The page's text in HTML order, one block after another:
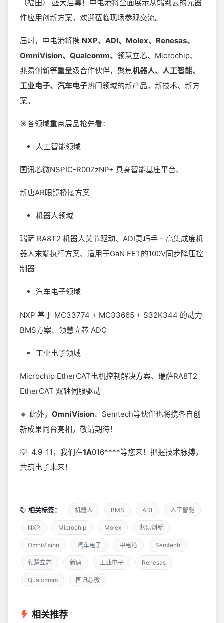
（福田） 盛大启幕！中电港将全面展示从端到云的元器
件应用创新方案，欢迎莅临现场参观交流。
届时，中电港将携 NXP、ADI、Molex、Renesas、
OmniVision、Qualcomm、 领慧立芯、Microchip、
兆易创新等重量级合作伙伴，聚焦机器人、人工智能、
工业电子、汽车电子热门领域的新产品，新技术、新方
案。
🎯各领域重点展品抢先看：
人工智能领域
国讯芯微NSPIC-R007zNP+ 具身智能基座平台、
新唐AR眼镜桥接方案
机器人领域
瑞萨 RA8T2 机器人关节驱动、ADI灵巧手 – 高集成度机
器人末端执行方案、适用于GaN FET的100V同步降压控
制器
汽车电子领域
NXP 基于 MC33774 + MC33665 + S32K344 的动力
BMS方案、领慧立芯 ADC
工业电子领域
Microchip EtherCAT电机控制解决方案、瑞萨RA8T2
EtherCAT 双轴伺服驱动
🔹 此外， OmniVision、Semtech等伙伴也将携各自创
新成果同台亮相，敬请期待！
💡 4.9-11，我们在1A016****等您来！把握技术脉搏，
共筑电子未来！
相关标签： 机器人 BMS ADI 人工智能
NXP Microchip Molex 兆易创新
OmniVision 汽车电子 中电港 Semtech
领慧立芯 新唐 工业电子 Renesas
Qualcomm 国讯芯微
相关推荐